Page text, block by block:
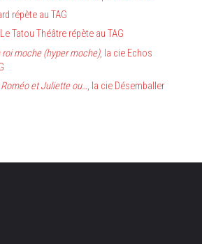
répète au TAG
Tatou Théâtre répète au TAG
roi moche (hyper moche), la cie Echos
et Juliette ou…, la cie Désemballer